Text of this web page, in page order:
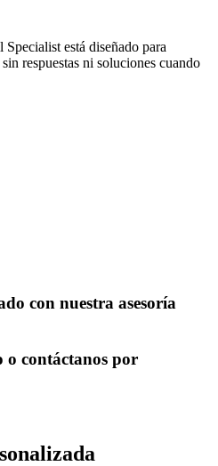
está diseñado para
respuestas ni soluciones cuando
con nuestra asesoría
o contáctanos por